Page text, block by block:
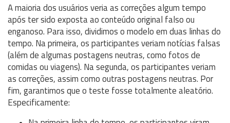
A maioria dos usuários veria as correções algum tempo
após ter sido exposta ao conteúdo original falso ou
enganoso. Para isso, dividimos o modelo em duas linhas do
tempo. Na primeira, os participantes veriam notícias falsas
(além de algumas postagens neutras, como fotos de
comidas ou viagens). Na segunda, os participantes veriam
as correções, assim como outras postagens neutras. Por
fim, garantimos que o teste fosse totalmente aleatório.
Especificamente: